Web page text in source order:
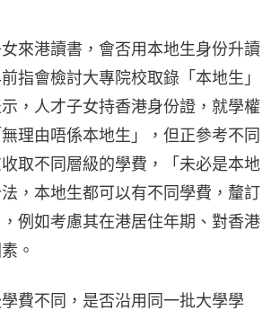
來港讀書，會否用本地生身份升讀
指會檢討大專院校取錄「本地生」
，人才子女持香港身份證，就學權
理由唔係本地生」，但正參考不同
取不同層級的學費，「未必是本地
，本地生都可以有不同學費，釐訂
例如考慮其在港居住年期、對香港
。
費不同，是否沿用同一批大學學